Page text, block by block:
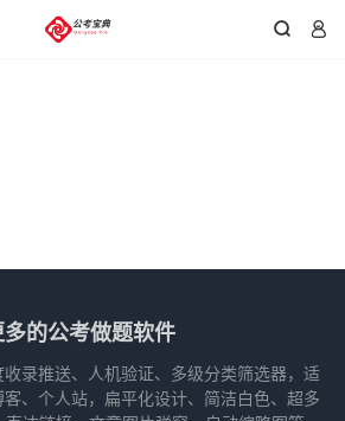
 
多的公考做题软件
录推送、人机验证、多级分类筛选器，适
、个人站，扁平化设计、简洁白色、超多